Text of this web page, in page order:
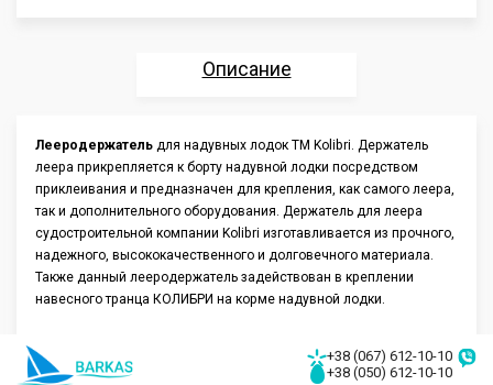
Описание
Отзывы
Аксессуары
Лееродержатель для надувных лодок ТМ Kolibri. Держатель
леера прикрепляется к борту надувной лодки посредством
приклеивания и предназначен для крепления, как самого леера,
так и дополнительного оборудования. Держатель для леера
судостроительной компании Kolibri изготавливается из прочного,
надежного, высококачественного и долговечного материала.
Также данный лееродержатель задействован в креплении
навесного транца КОЛИБРИ на корме надувной лодки.
+38 (067) 612-10-10
+38 (050) 612-10-10